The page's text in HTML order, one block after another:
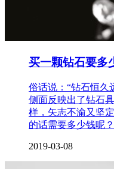
买一颗钻石要多
俗话说：“钻石恒久
侧面反映出了钻石
样，矢志不渝又坚
的话需要多少钱呢
2019-03-08